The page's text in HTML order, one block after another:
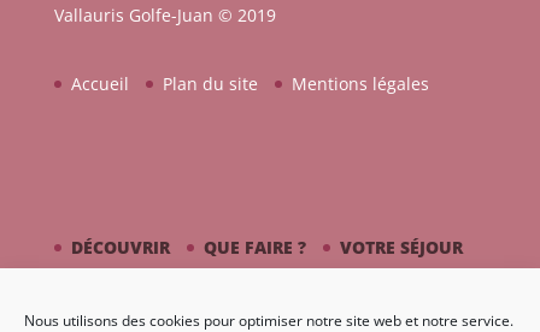
Nous utilisons des cookies pour optimiser notre site web et notre service.
Vallauris Golfe-Juan © 2019
Accueil Plan du site Mentions légales
DÉCOUVRIR QUE FAIRE ?
VOTRE SÉJOUR